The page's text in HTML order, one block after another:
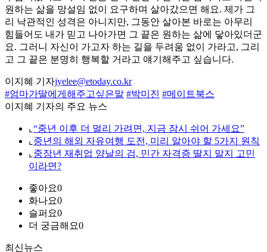
원하는 삶을 망설임 없이 요구하며 살아갔으면 해요. 제가 그
리 낙관적인 성격은 아니지만, 그동안 살아본 바로는 아무리
힘들어도 내가 믿고 나아가면 그 끝은 원하는 삶에 닿아있더군
요. 그러니 자신이 가고자 하는 길을 두려움 없이 가라고, 그리
고 그 끝은 분명히 행복할 거라고 얘기해주고 싶습니다.
이지혜 기자jyelee@etoday.co.kr
#엄마가딸에게해주고싶은말 #박미진 #메이트북스
이지혜 기자의 주요 뉴스
⌞ “중년 이후 더 멀리 가려면, 지금 잠시 쉬어 가세요”
⌞ 중년의 해외 자유여행 도전, 미리 알아야 할 5가지 원칙
⌞ 중장년 재취업 양날의 검, 민간 자격증 딸지 말지 고민
이라면?
좋아요0
화나요0
슬퍼요0
더 궁금해요0
최신뉴스